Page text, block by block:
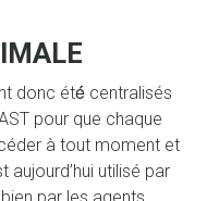
donc été́ centralisés
pour que chaque
à tout moment et
aujourd’hui utilisé par